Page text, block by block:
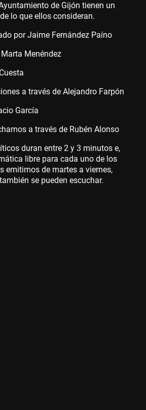
de Gijón tienen un
lo que ellos consideran.
por Jaime Fernández Paíno
Menéndez
a través de Alejandro Farpón
García
a través de Rubén Alonso
duran entre 2 y 3 minutos e,
libre para cada uno de los
emitimos de martes a viernes,
se pueden escuchar.